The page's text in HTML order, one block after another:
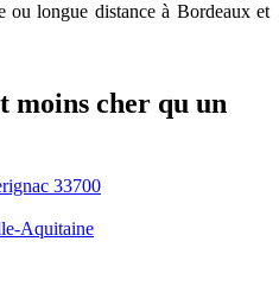
ou longue distance à Bordeaux et
moins cher qu un
33700
Aquitaine